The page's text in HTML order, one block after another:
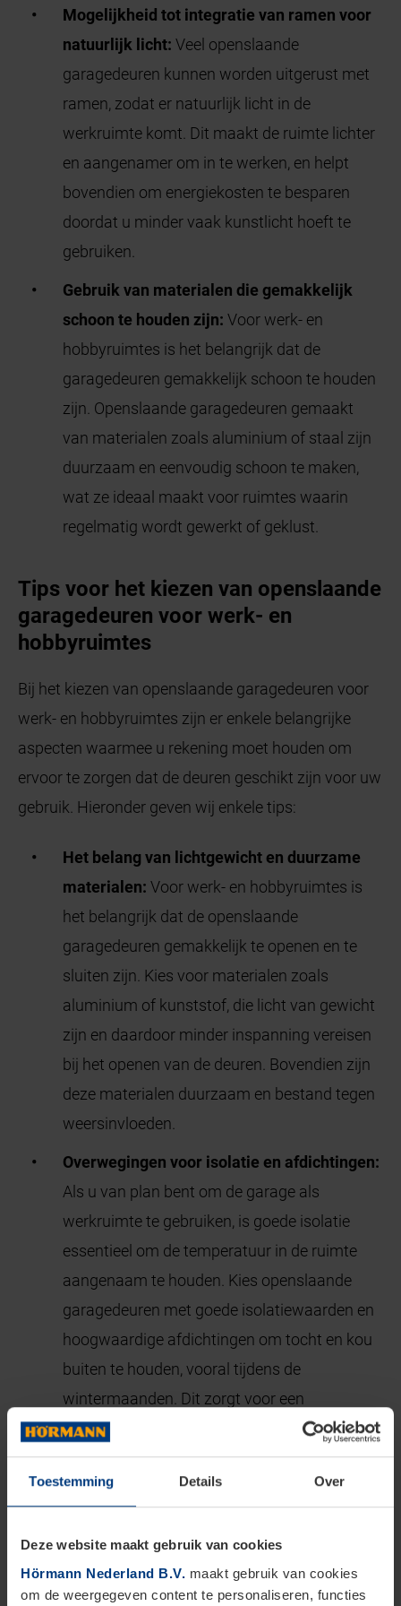
Toestemming Details Over
Deze website maakt gebruik van cookies
Hörmann Nederland B.V. maakt gebruik van cookies
om de weergegeven content te personaliseren, functies
Mogelijkheid tot integratie van ramen voor
natuurlijk licht: Veel openslaande
garagedeuren kunnen worden uitgerust met
ramen, zodat er natuurlijk licht in de
werkruimte komt. Dit maakt de ruimte lichter
en aangenamer om in te werken, en helpt
bovendien om energiekosten te besparen
doordat u minder vaak kunstlicht hoeft te
gebruiken.
Gebruik van materialen die gemakkelijk
schoon te houden zijn: Voor werk- en
hobbyruimtes is het belangrijk dat de
garagedeuren gemakkelijk schoon te houden
zijn. Openslaande garagedeuren gemaakt
van materialen zoals aluminium of staal zijn
duurzaam en eenvoudig schoon te maken,
wat ze ideaal maakt voor ruimtes waarin
regelmatig wordt gewerkt of geklust.
Tips voor het kiezen van openslaande
garagedeuren voor werk- en
hobbyruimtes
Bij het kiezen van openslaande garagedeuren voor
werk- en hobbyruimtes zijn er enkele belangrijke
aspecten waarmee u rekening moet houden om
ervoor te zorgen dat de deuren geschikt zijn voor uw
gebruik. Hieronder geven wij enkele tips:
Het belang van lichtgewicht en duurzame
materialen: Voor werk- en hobbyruimtes is
het belangrijk dat de openslaande
garagedeuren gemakkelijk te openen en te
sluiten zijn. Kies voor materialen zoals
aluminium of kunststof, die licht van gewicht
zijn en daardoor minder inspanning vereisen
bij het openen van de deuren. Bovendien zijn
deze materialen duurzaam en bestand tegen
weersinvloeden.
Overwegingen voor isolatie en afdichtingen:
Als u van plan bent om de garage als
werkruimte te gebruiken, is goede isolatie
essentieel om de temperatuur in de ruimte
aangenaam te houden. Kies openslaande
garagedeuren met goede isolatiewaarden en
hoogwaardige afdichtingen om tocht en kou
buiten te houden, vooral tijdens de
wintermaanden. Dit zorgt voor een
comfortabele werkomgeving, ongeacht het
weer buiten.
Hoe extra beveiliging te integreren voor
waardevolle gereedschappen en materialen
aanwezig zijn, dus het is belangrijk om